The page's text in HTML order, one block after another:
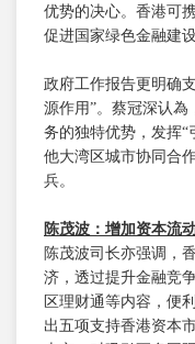
优势的决心。香港可
促进国家绿色金融建
政府工作报告更明确
源作用”。蔡冠深认
务的独特优势，发挥“
他大湾区城市协同合
兵。
陈茂波：增加资本流
陈茂波司长亦强调，
济，透过提升金融竞
区理财通等内容，便
出五项支持香港资本